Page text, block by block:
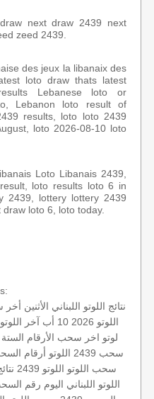
next draw 2439 next
zeed 2439.
des jeux la libanaix des
loto draw thats latest
Lebanese loto or
Lebanon loto result of
results, loto loto 2439
loto 2026-08-10 loto
Loto Libanais 2439,
loto results loto 6 in
2439, lottery lottery 2439
loto 6, loto today.
نتائج اللوتو اللبناني الأثنين أخر
اللوتو 2026 10 أب
آخر اللوتو
لوتو اخر سحب الأرقام
سحب 2439
اللوتو أرقام السحب
سحب اللوتو اللوتو 2439
اللوتو اللبناني اليوم رقم السحب: